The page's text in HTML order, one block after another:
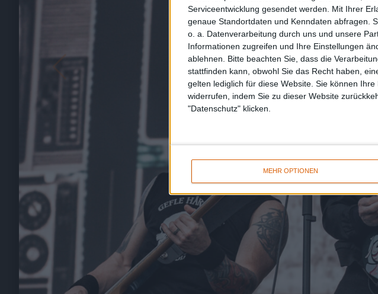
Serviceentwicklung gesendet werden. Mit Ihrer
genaue Standortdaten und Kenndaten abfragen.
o. a. Datenverarbeitung durch uns und unsere
Informationen zugreifen und Ihre Einstellungen
ablehnen. Bitte beachten Sie, dass die
stattfinden kann, obwohl Sie das Recht haben,
gelten lediglich für diese Website. Sie können
widerrufen, indem Sie zu dieser Website
"Datenschutz" klicken.
MEHR OPTIONEN